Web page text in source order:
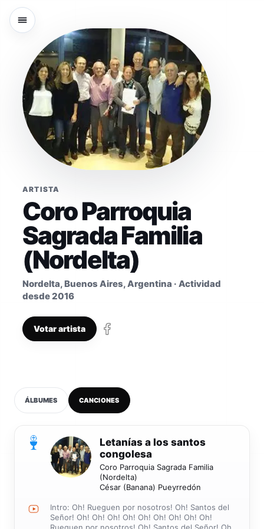
ARTISTA
Coro Parroquia
Sagrada Familia
(Nordelta)
Nordelta, Buenos Aires, Argentina · Actividad
desde 2016
Votar artista
ÁLBUMES CANCIONES
Letanías a los santos
congolesa
Coro Parroquia Sagrada Familia
(Nordelta)
César (Banana) Pueyrredón
0
Intro: Oh! Rueguen por nosotros! Oh! Santos del
Señor! Oh! Oh! Oh! Oh! Oh! Oh! Oh! Oh! Oh!